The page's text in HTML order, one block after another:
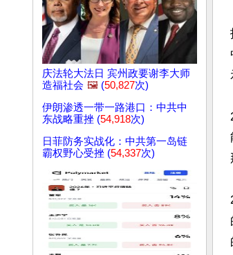
庆法轮大法日 宾州政要谢李大师
造福社会 🖼️ (50,827次)
伊朗渗透一带一路港口：中共中
东战略重挫 (54,918次)
日菲防务实战化：中共第一岛链
霸权野心受挫 (54,337次)